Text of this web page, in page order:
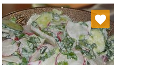
Dodaj do ulubionych
Wybierz listę: